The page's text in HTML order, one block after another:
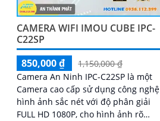
CAMERA WIFI IMOU CUBE IPC-
C22SP
850,000 ₫
1,150,000 ₫
Camera An Ninh IPC-C22SP là một
Camera cao cấp sử dụng công nghệ
hình ảnh sắc nét với độ phân giải
FULL HD 1080P, cho hình ảnh rõ